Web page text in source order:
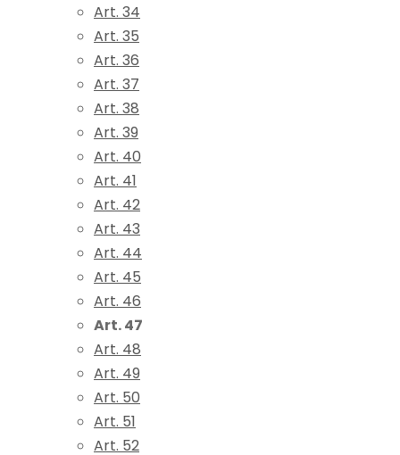
Art. 34
Art. 35
Art. 36
Art. 37
Art. 38
Art. 39
Art. 40
Art. 41
Art. 42
Art. 43
Art. 44
Art. 45
Art. 46
Art. 47
Art. 48
Art. 49
Art. 50
Art. 51
Art. 52